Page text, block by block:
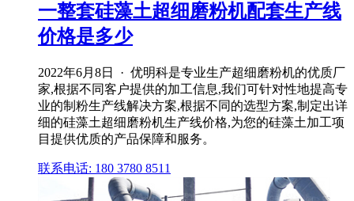
一整套硅藻土超细磨粉机配套生产线
价格是多少
2022年6月8日 · 优明科是专业生产超细磨粉机的优质厂
家,根据不同客户提供的加工信息,我们可针对性地提高专
业的制粉生产线解决方案,根据不同的选型方案,制定出详
细的硅藻土超细磨粉机生产线价格,为您的硅藻土加工项
目提供优质的产品保障和服务。
联系电话: 180 3780 8511